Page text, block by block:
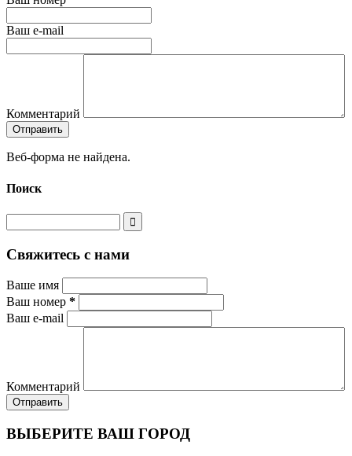
Ваш e-mail
Комментарий
Веб-форма не найдена.
Поиск
Свяжитесь с нами
Ваше имя
Ваш номер *
Ваш e-mail
Комментарий
ВЫБЕРИТЕ ВАШ ГОРОД